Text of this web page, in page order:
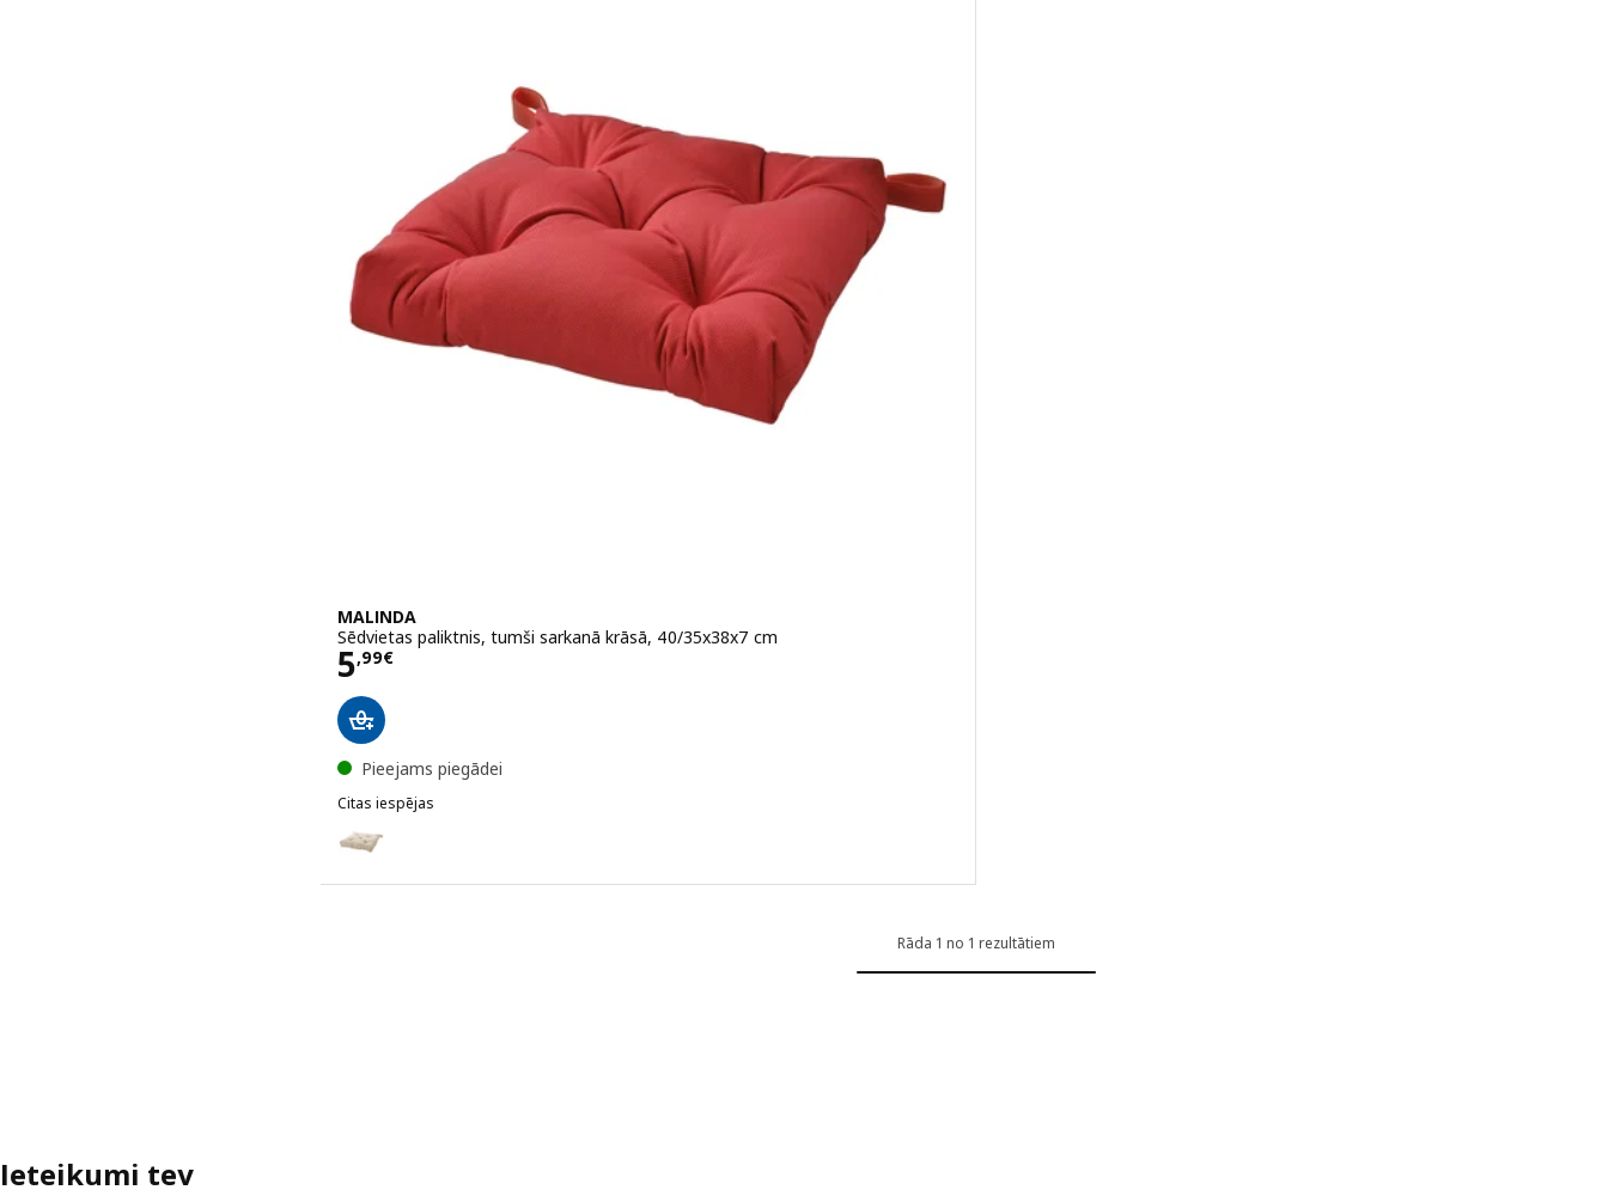
MALINDA
Sēdvietas paliktnis, tumši sarkanā krāsā, 40/35x38x7 cm
5,99€
Cena 5,99€
Pieejams piegādei
Citas iespējas
Variants: MALINDA, Sēdvietas paliktnis, gaišā smilškrāsā, 40/35x38x7 cm
Variants: MALINDA, Sēdvietas paliktnis, zaļā krāsā, 40/35x38x7 cm
Rāda 1 no 1 rezultātiem
Ieteikumi tev